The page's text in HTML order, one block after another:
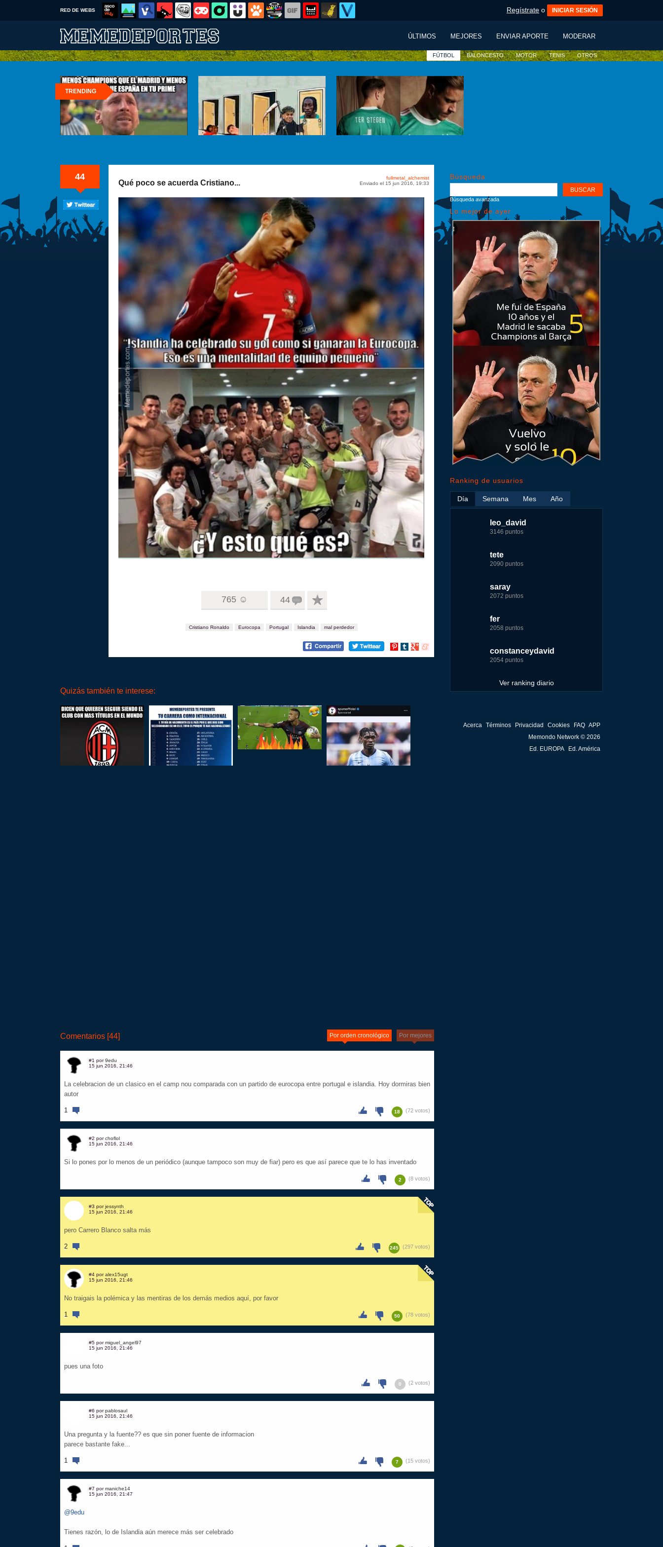
RED DE WEBS Regístrate o INICIAR SESIÓN
ÚLTIMOS MEJORES ENVIAR APORTE MODERAR
FÚTBOL BALONCESTO MOTOR TENIS OTROS
TRENDING
44
fullmetal_alchemist
Enviado el 15 jun 2016, 19:33
Qué poco se acuerda Cristiano...
765 ☺ 44
Cristiano Ronaldo Eurocopa Portugal Islandia mal perdedor
Compartir
Compartir
Compartir
Compartir
Quizás también te interese:
Comentarios [44] Por mejores
Por orden cronológico
#1 por9edu
15 jun 2016, 21:46
La celebracion de un clasico en el camp nou comparada con un partido de eurocopa entre portugal e islandia. Hoy dormiras bien
autor
1 18 (72 votos)
#2 porchoflol
15 jun 2016, 21:46
Si lo pones por lo menos de un periódico (aunque tampoco son muy de fiar) pero es que así parece que te lo has inventado
2 (8 votos)
#3 porjessynth
15 jun 2016, 21:46
pero Carrero Blanco salta más
2 245 (297 votos)
#4 poralex15ugt
15 jun 2016, 21:46
No traigais la polémica y las mentiras de los demás medios aquí, por favor
1 50 (78 votos)
#5 pormiguel_angel97
15 jun 2016, 21:46
pues una foto
0 (2 votos)
#6 porpablosaul
15 jun 2016, 21:46
Una pregunta y la fuente?? es que sin poner fuente de informacion
parece bastante fake...
1 7 (15 votos)
#7 pormaniche14
15 jun 2016, 21:47
@9edu
Tienes razón, lo de Islandia aún merece más ser celebrado
Búsqueda
Búsqueda avanzada
Lo mejor de ayer
Ranking de usuarios
Día
leo_david
3146 puntos
tete
2090 puntos
saray
2072 puntos
fer
2058 puntos
constanceydavid
2054 puntos
Ver ranking diario
Semana
leo_david
17724 puntos
fer
7229 puntos
tete
4174 puntos
123dale
4157 puntos
saray
3131 puntos
Mes
leo_david
29183 puntos
jeremy_malpieu
15444 puntos
fer
8283 puntos
123dale
7255 puntos
tete
6242 puntos
Año
nomedigas
339916 puntos
jeremy_malpieu
263186 puntos
Baba
252929 puntos
john
244881 puntos
fer
236750 puntos
Acerca Términos Privacidad Cookies FAQ APP
Memondo Network © 2026
Ed. EUROPA
Ed. América